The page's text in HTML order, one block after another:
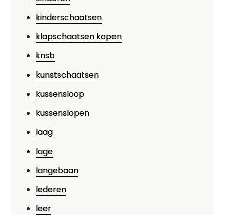
kinderschaatsen
klapschaatsen kopen
knsb
kunstschaatsen
kussensloop
kussenslopen
laag
lage
langebaan
lederen
leer